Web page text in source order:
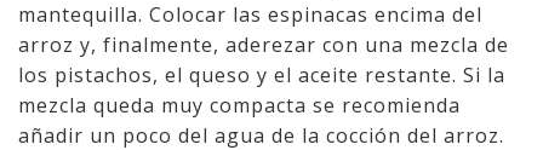
mantequilla. Colocar las espinacas encima del
arroz y, finalmente, aderezar con una mezcla de
los pistachos, el queso y el aceite restante. Si la
mezcla queda muy compacta se recomienda
añadir un poco del agua de la cocción del arroz.